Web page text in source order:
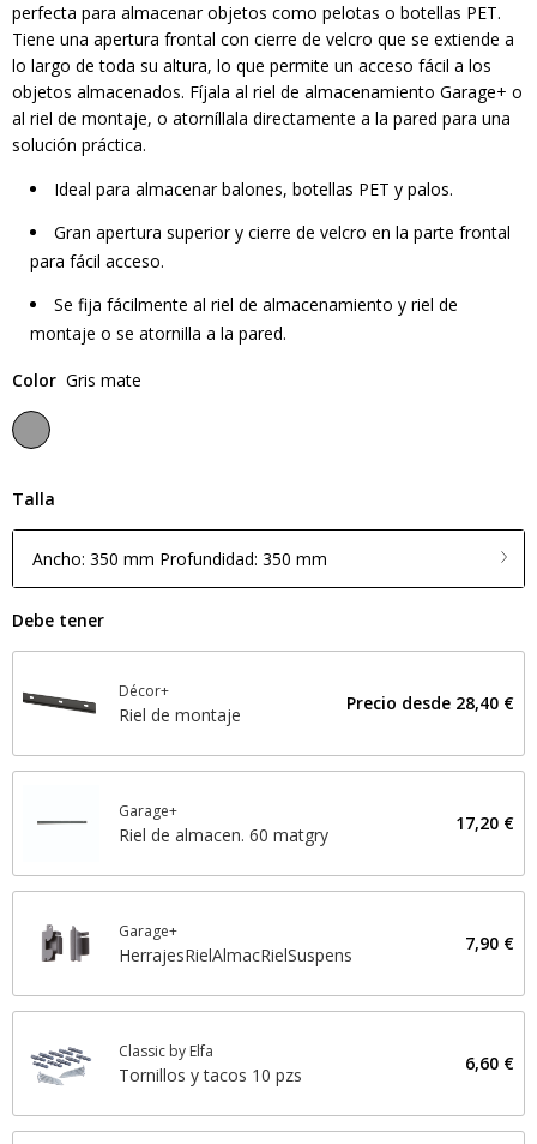
perfecta para almacenar objetos como pelotas o botellas PET.
Tiene una apertura frontal con cierre de velcro que se extiende a
lo largo de toda su altura, lo que permite un acceso fácil a los
objetos almacenados. Fíjala al riel de almacenamiento Garage+ o
al riel de montaje, o atorníllala directamente a la pared para una
solución práctica.
Ideal para almacenar balones, botellas PET y palos.
Gran apertura superior y cierre de velcro en la parte frontal
para fácil acceso.
Se fija fácilmente al riel de almacenamiento y riel de
montaje o se atornilla a la pared.
Color Gris mate
Talla
Ancho: 350 mm Profundidad: 350 mm
Debe tener
Décor+
Riel de montaje
Precio desde 28,40 €
Garage+
Riel de almacen. 60 matgry
17,20 €
Garage+
HerrajesRielAlmacRielSuspens
7,90 €
Classic by Elfa
Tornillos y tacos 10 pzs
6,60 €